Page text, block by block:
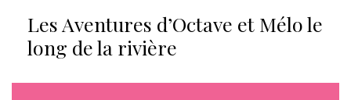
Les Aventures d’Octave et Mélo le
long de la rivière